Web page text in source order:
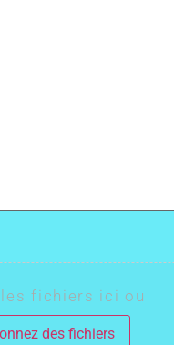
les fichiers ici ou
des fichiers